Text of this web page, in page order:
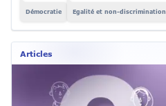
Démocratie Egalité et non-discrimination
Articles